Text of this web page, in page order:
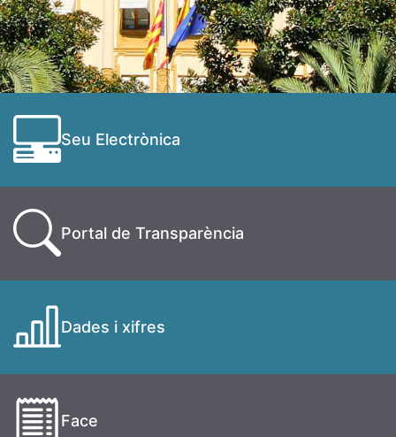
Seu Electrònica
Portal de Transparència
Dades i xifres
Face